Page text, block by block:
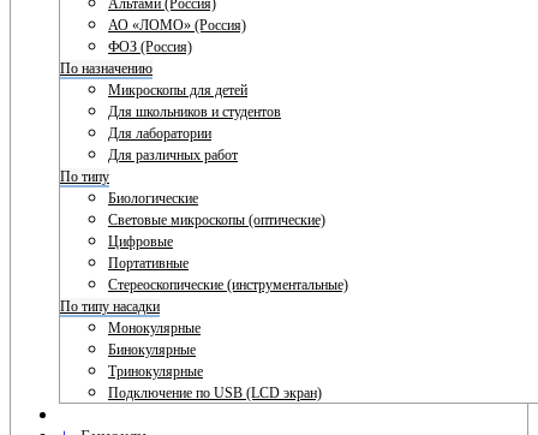
Альтами (Россия)
АО «ЛОМО» (Россия)
ФОЗ (Россия)
По назначению
Микроскопы для детей
Для школьников и студентов
Для лаборатории
Для различных работ
По типу
Биологические
Световые микроскопы (оптические)
Цифровые
Портативные
Стереоскопические (инструментальные)
По типу насадки
Монокулярные
Бинокулярные
Тринокулярные
Подключение по USB (LCD экран)